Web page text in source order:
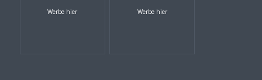
Werbe hier Werbe hier